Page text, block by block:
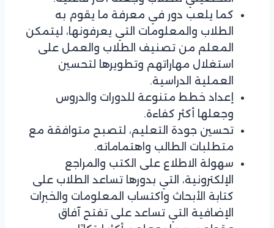
كما يلعب دور في معرفة ما يقوم به
الطلاب والمعلومات التي يعرفونها، ليتمكن
المعلم من تصنيف الطلاب والعمل على
استغلال مهاراتهم وتطويرها لتحسين
العملية الدراسية.
إعداد خطط متنوعة للدورات والدروس
وجعلها أكثر كفاءة.
تحسين جودة التعليم، لتصبح متوافقة مع
متطلبات الطالب واهتماماته.
سهولة الاطلاع على الكتب والمراجع
الإلكترونية، التي بدورها تساعد الطلاب على
كتابة الأبحاث واكتساب المعلومات والخبرات
الإضافية التي تساعد على تفتح آفاق